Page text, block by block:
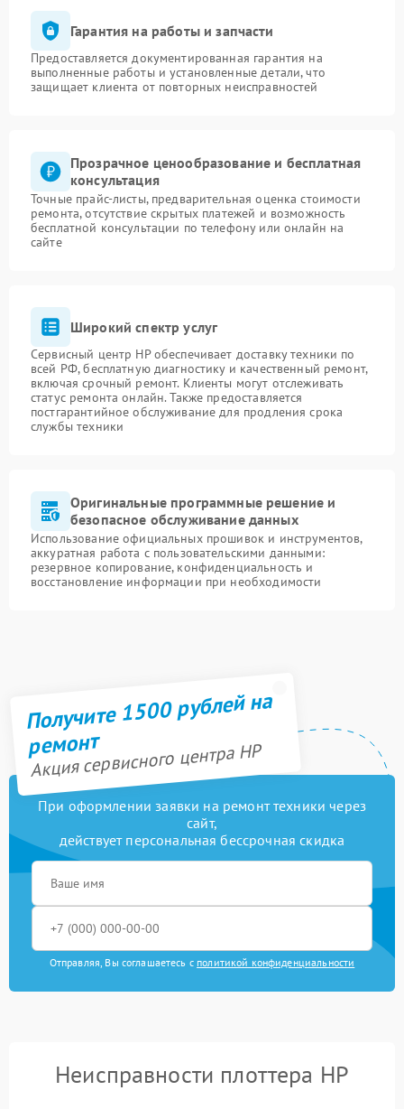
Гарантия на работы и запчасти
Предоставляется документированная гарантия на
выполненные работы и установленные детали, что
защищает клиента от повторных неисправностей
Прозрачное ценообразование и бесплатная
консультация
Точные прайс-листы, предварительная оценка стоимости
ремонта, отсутствие скрытых платежей и возможность
бесплатной консультации по телефону или онлайн на
сайте
Широкий спектр услуг
Сервисный центр HP обеспечивает доставку техники по
всей РФ, бесплатную диагностику и качественный ремонт,
включая срочный ремонт. Клиенты могут отслеживать
статус ремонта онлайн. Также предоставляется
постгарантийное обслуживание для продления срока
службы техники
Оригинальные программные решение и
безопасное обслуживание данных
Использование официальных прошивок и инструментов,
аккуратная работа с пользовательскими данными:
резервное копирование, конфиденциальность и
восстановление информации при необходимости
Получите 1500 рублей на
ремонт
Акция сервисного центра HP
При оформлении заявки на ремонт техники через
сайт,
действует персональная бессрочная скидка
Отправляя, Вы соглашаетесь с политикой конфиденциальности
Неисправности плоттера HP